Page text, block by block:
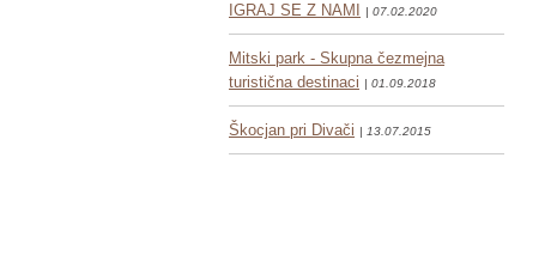
IGRAJ SE Z NAMI | 07.02.2020
Mitski park - Skupna čezmejna
turistična destinaci | 01.09.2018
Škocjan pri Divači | 13.07.2015